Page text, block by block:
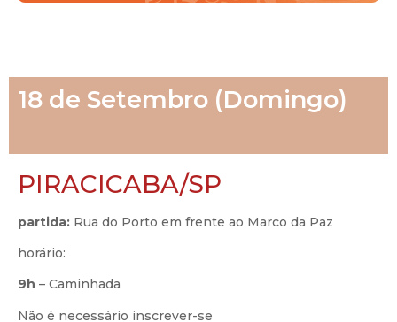
18 de Setembro (Domingo)
PIRACICABA/SP
partida: Rua do Porto em frente ao Marco da Paz
horário:
9h – Caminhada
Não é necessário inscrever-se